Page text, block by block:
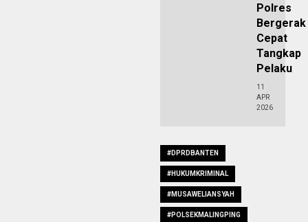
Polres
Bergerak
Cepat
Tangkap
Pelaku
11
APR
2026
#DPRDBANTEN
#HUKUMKRIMINAL
#MUSAWELIANSYAH
#POLSEKMALINGPING